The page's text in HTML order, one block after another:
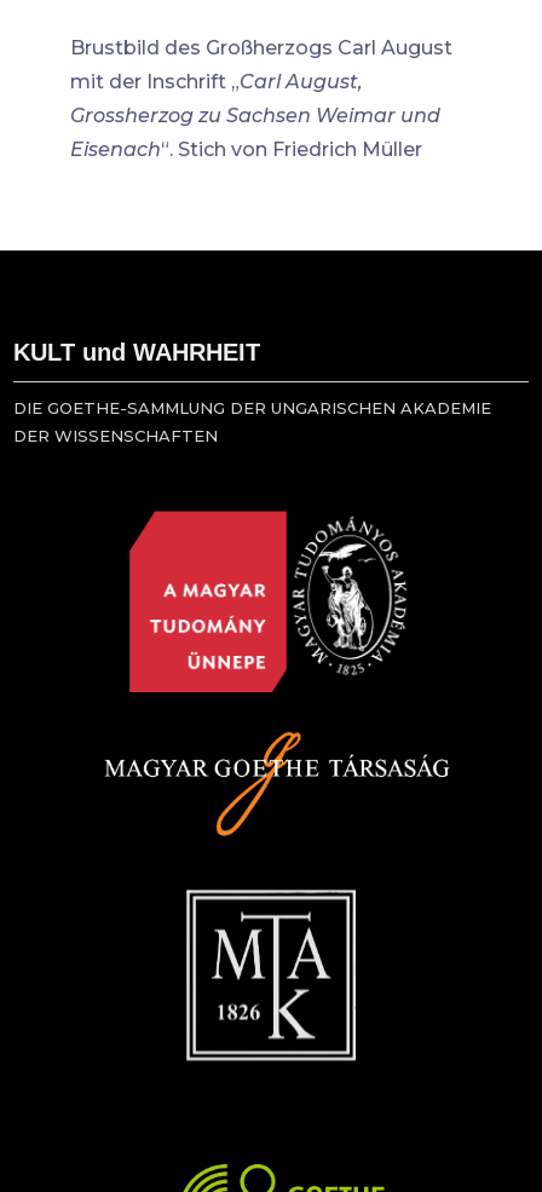
Brustbild des Großherzogs Carl August
mit der Inschrift „Carl August,
Grossherzog zu Sachsen Weimar und
Eisenach“. Stich von Friedrich Müller
KULT und WAHRHEIT
DIE GOETHE-SAMMLUNG DER UNGARISCHEN AKADEMIE
DER WISSENSCHAFTEN